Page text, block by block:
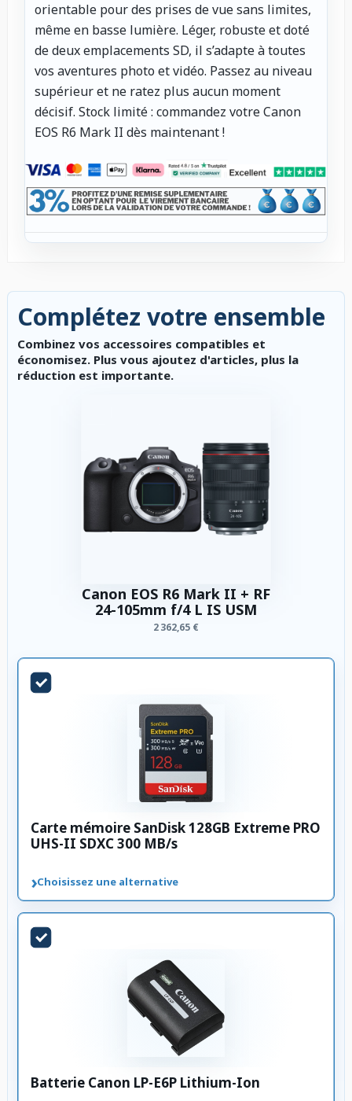
orientable pour des prises de vue sans limites,
même en basse lumière. Léger, robuste et doté
de deux emplacements SD, il s’adapte à toutes
vos aventures photo et vidéo. Passez au niveau
supérieur et ne ratez plus aucun moment
décisif. Stock limité : commandez votre Canon
EOS R6 Mark II dès maintenant !
Complétez votre ensemble
Combinez vos accessoires compatibles et
économisez. Plus vous ajoutez d'articles, plus la
réduction est importante.
Canon EOS R6 Mark II + RF
24-105mm f/4 L IS USM
2 362,65 €
Carte mémoire SanDisk 128GB Extreme PRO
UHS-II SDXC 300 MB/s
›Choisissez une alternative
Batterie Canon LP-E6P Lithium-Ion